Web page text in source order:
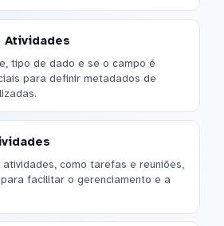
Atividades
tipo de dado e se o campo é
para definir metadados de
como tarefas e reuniões,
facilitar o gerenciamento e a